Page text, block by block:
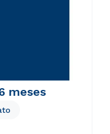
meses